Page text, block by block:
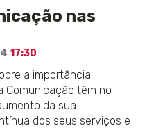
nas
17:30
a importância
Comunicação têm no
da sua
dos seus serviços e